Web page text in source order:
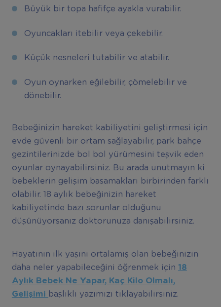
Büyük bir topa hafifçe ayakla vurabilir.
Oyuncakları itebilir veya çekebilir.
Küçük nesneleri tutabilir ve atabilir.
Oyun oynarken eğilebilir, çömelebilir ve
dönebilir.
Bebeğinizin hareket kabiliyetini geliştirmesi için
evde güvenli bir ortam sağlayabilir, park bahçe
gezintilerinizde bol bol yürümesini teşvik eden
oyunlar oynayabilirsiniz. Bu arada unutmayın ki
bebeklerin gelişim basamakları birbirinden farklı
olabilir. 18 aylık bebeğinizin hareket
kabiliyetinde bazı sorunlar olduğunu
düşünüyorsanız doktorunuza danışabilirsiniz.
Hayatının ilk yaşını ortalamış olan bebeğinizin
daha neler yapabileceğini öğrenmek için 18
Ayl ı k Bebek Ne Yapar, Kaç Kilo Olmal ı,
Gelişimi başlıklı yazımızı tıklayabilirsiniz.